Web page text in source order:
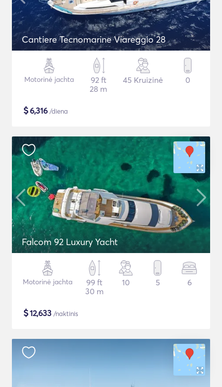
Cantiere Tecnomarine Viareggio 28
Motorinė jachta
92 ft
28 m
45 Kruizinė 0
$6,316 /diena
Falcom 92 Luxury Yacht
Motorinė jachta
99 ft
30 m
10 5 6
$12,633 /naktinis